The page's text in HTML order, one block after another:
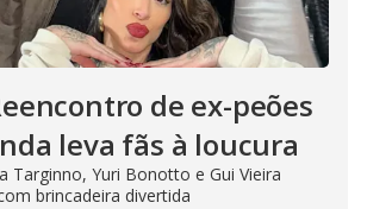
de ex-peões
leva fãs à loucura
Targinno, Yuri Bonotto e Gui Vieira
brincadeira divertida